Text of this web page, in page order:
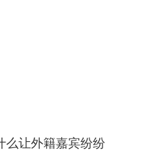
么让外籍嘉宾纷纷